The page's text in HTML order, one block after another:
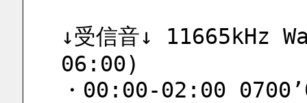
↓受信音↓ 11665kHz
06:00)
・00:00-02:00